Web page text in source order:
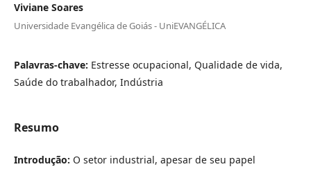
Viviane Soares
Universidade Evangélica de Goiás - UniEVANGÉLICA
Palavras-chave: Estresse ocupacional, Qualidade de vida,
Saúde do trabalhador, Indústria
Resumo
Introdução: O setor industrial, apesar de seu papel